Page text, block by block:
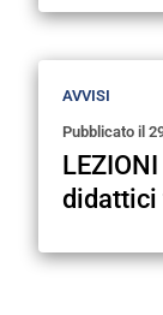
AVVISI
Pubblicato il
didattici